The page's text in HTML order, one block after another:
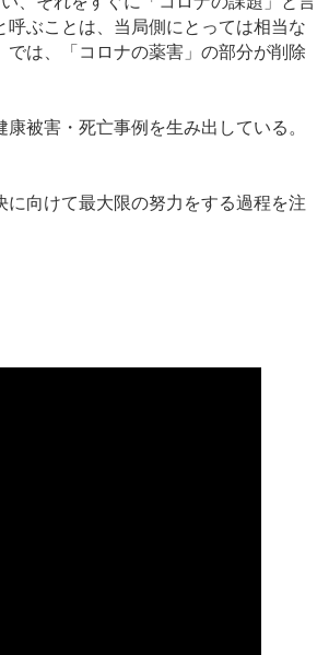
ぶことは、当局側にとっては相当な
は、「コロナの薬害」の部分が削除
被害・死亡事例を生み出している。
向けて最大限の努力をする過程を注